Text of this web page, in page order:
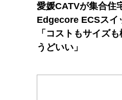
愛媛CATVが集合住
Edgecore ECSスイ
「コストもサイズ
うどいい」